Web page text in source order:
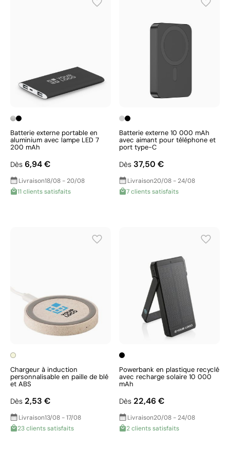
Batterie externe portable en
aluminium avec lampe LED 7
200 mAh
Dès 6,94 €
Livraison18/08 - 20/08
11 clients satisfaits
Batterie externe 10 000 mAh
avec aimant pour téléphone et
port type-C
Dès 37,50 €
Livraison20/08 - 24/08
7 clients satisfaits
Chargeur à induction
personnalisable en paille de blé
et ABS
Dès 2,53 €
Livraison13/08 - 17/08
23 clients satisfaits
Powerbank en plastique recyclé
avec recharge solaire 10 000
mAh
Dès 22,46 €
Livraison20/08 - 24/08
2 clients satisfaits